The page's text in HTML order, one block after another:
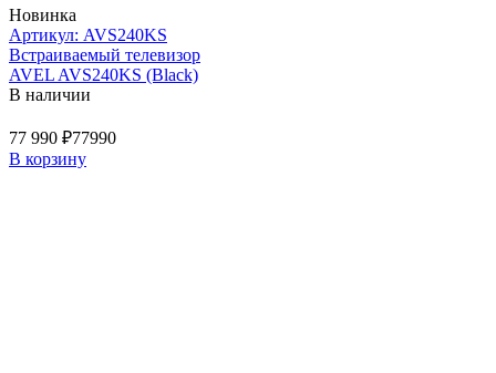
Новинка
Артикул: AVS240KS
Встраиваемый телевизор
AVEL AVS240KS (Black)
В наличии
77 990 ₽77990
В корзину